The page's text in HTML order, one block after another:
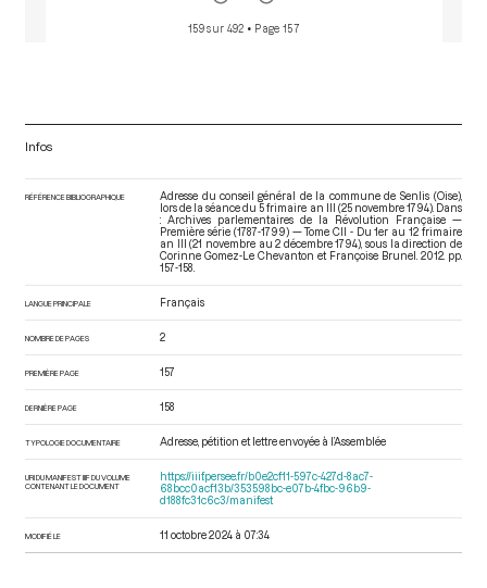
159 sur 492 • Page 157
Infos
RÉFÉRENCE BIBLIOGRAPHIQUE
Adresse du conseil général de la commune de Senlis (Oise),
lors de la séance du 5 frimaire an III (25 novembre 1794). Dans
: Archives parlementaires de la Révolution Française —
Première série (1787-1799) — Tome CII - Du 1er au 12 frimaire
an III (21 novembre au 2 décembre 1794) , sous la direction de
Corinne Gomez-Le Chevanton et Françoise Brunel. 2012. pp.
157-158.
LANGUE PRINCIPALE Français
NOMBRE DE PAGES 2
PREMIÈRE PAGE 157
DERNIÈRE PAGE 158
TYPOLOGIE DOCUMENTAIRE Adresse, pétition et lettre envoyée à l’Assemblée
URI DU MANIFEST IIIF DU VOLUME
CONTENANT LE DOCUMENT
https://iiif.persee.fr/b0e2cf11-597c-427d-8ac7-
68bcc0acf13b/353598bc-e07b-4fbc-96b9-
d188fc31c6c3/manifest
MODIFIÉ LE 11 octobre 2024 à 07:34